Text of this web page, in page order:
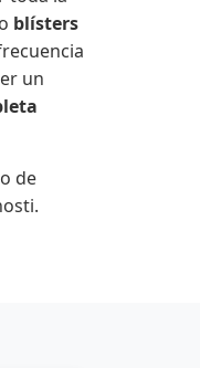
blísters
un
de